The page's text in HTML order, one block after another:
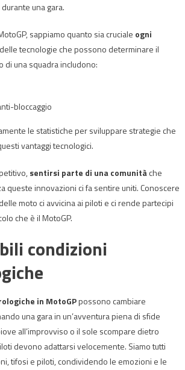
una gara.
sappiamo quanto sia cruciale ogni
tecnologie che possono determinare il
di una squadra includono:
bloccaggio
le statistiche per sviluppare strategie che
vantaggi tecnologici.
sentirsi parte di una comunitàche
queste innovazioni ci fa sentire uniti. Conoscere
moto ci avvicina ai piloti e ci rende partecipi
che è il MotoGP.
condizioni
in MotoGPpossono cambiare
una gara in un’avventura piena di sfide
all’improvviso o il sole scompare dietro
devono adattarsi velocemente. Siamo tutti
tifosi e piloti, condividendo le emozioni e le